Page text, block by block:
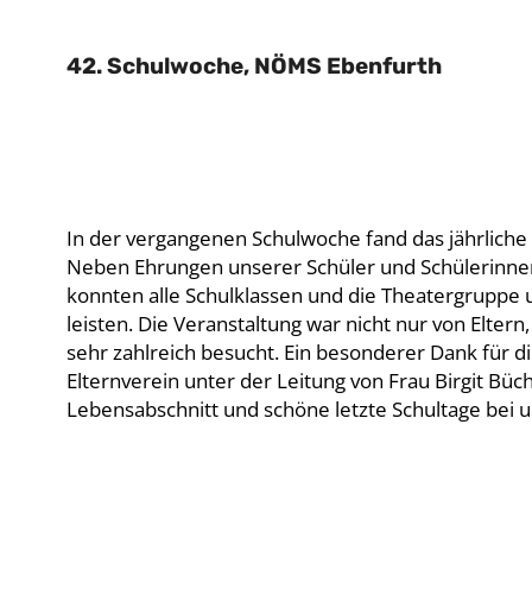
42. Schulwoche, NÖMS Ebenfurth
In der vergangenen Schulwoche fand das
Neben Ehrungen unserer Schüler und
konnten alle Schulklassen und die
leisten. Die Veranstaltung war nicht nur von
sehr zahlreich besucht. Ein besonderer Dank für
Elternverein unter der Leitung von Frau Birgit
Lebensabschnitt und schöne letzte Schultage bei